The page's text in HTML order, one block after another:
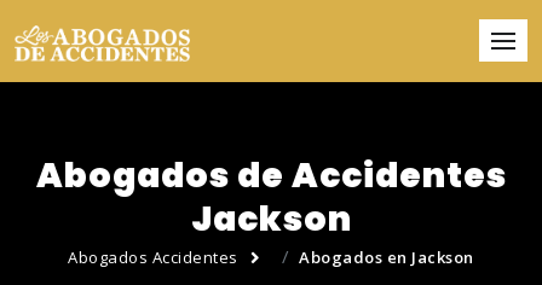
Abogados de Accidentes
Jackson
Abogados Accidentes Abogados en Jackson